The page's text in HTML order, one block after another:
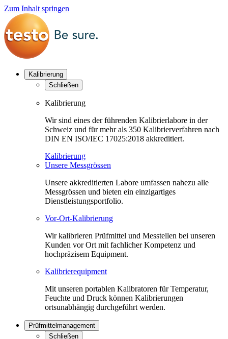
Zum Inhalt springen
Kalibrierung
Schließen
Kalibrierung
Wir sind eines der führenden Kalibrierlabore in der
Schweiz und für mehr als 350 Kalibrierverfahren nach
DIN EN ISO/IEC 17025:2018 akkreditiert.
Kalibrierung
Unsere Messgrössen
Unsere akkreditierten Labore umfassen nahezu alle
Messgrössen und bieten ein einzigartiges
Dienstleistungsportfolio.
Vor-Ort-Kalibrierung
Wir kalibrieren Prüfmittel und Messtellen bei unseren
Kunden vor Ort mit fachlicher Kompetenz und
hochpräzisem Equipment.
Kalibrierequipment
Mit unseren portablen Kalibratoren für Temperatur,
Feuchte und Druck können Kalibrierungen
ortsunabhängig durchgeführt werden.
Prüfmittelmanagement
Schließen